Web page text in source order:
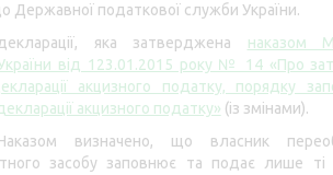
Державної податкової служби України.
яка затверджена наказом
України від 123.01.2015 року № 14 «Про
акцизного податку, порядку
акцизного податку» (із змінами).
визначено, що власник
засобу заповнює та подає лише ті